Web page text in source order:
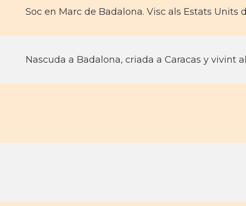
Soc en Marc de Badalona. Visc als Estats Units
Nascuda a Badalona, criada a Caracas y vivint